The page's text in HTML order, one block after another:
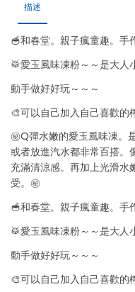
包】
數
量
描述
🥣和春堂。親子瘋童趣。
🥁愛玉風味凍粉～～是大人
動手做好好玩～～～
🎨可以自己加入自己喜歡的
㊙️Q彈水嫩的愛玉風味凍。
或者放進汽水都非常百搭。
充滿清涼感。再加上光滑水
受。㊙️
🥣和春堂。親子瘋童趣。手
🥁愛玉風味凍粉～～是大人
動手做好好玩～～～
🎨可以自己加入自己喜歡的